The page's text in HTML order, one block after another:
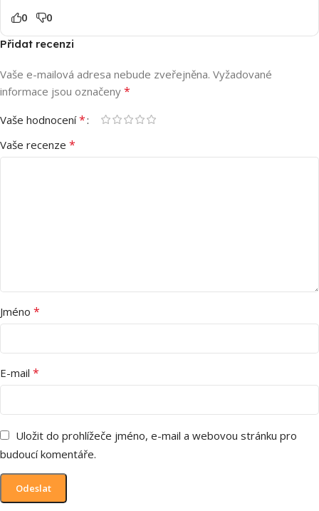
0 0
Přidat recenzi
Vaše e-mailová adresa nebude zveřejněna. Vyžadované
informace jsou označeny *
Vaše hodnocení*
Vaše recenze *
Jméno *
E-mail *
Uložit do prohlížeče jméno, e-mail a webovou stránku pro
budoucí komentáře.